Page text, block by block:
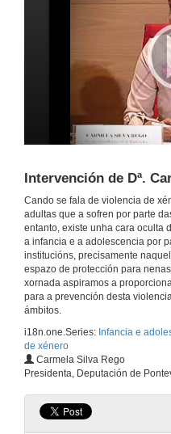
Intervención de Dª.
Cando se fala de violencia de
adultas que a sofren por parte
entanto, existe unha cara oculta
a infancia e a adolescencia por
institucións, precisamente
espazo de protección para
xornada aspiramos a
para a prevención desta
ámbitos.
i18n.one.Series: Infancia e
de xénero
Carmela Silva Rego
Presidenta, Deputación de
26 de